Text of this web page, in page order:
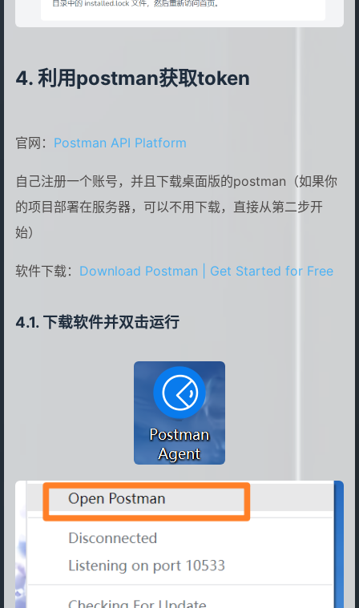
利用postman获取token
官网： Postman API Platform
自己注册一个账号，并且下载桌面版的postman（如果你
的项目部署在服务器，可以不用下载，直接从第二步开
始）
软件下载： Download Postman | Get Started for Free
下载软件并双击运行